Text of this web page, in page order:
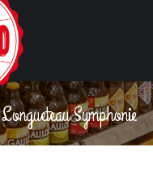
Longueteau Symphonie
Vous êtes ici :